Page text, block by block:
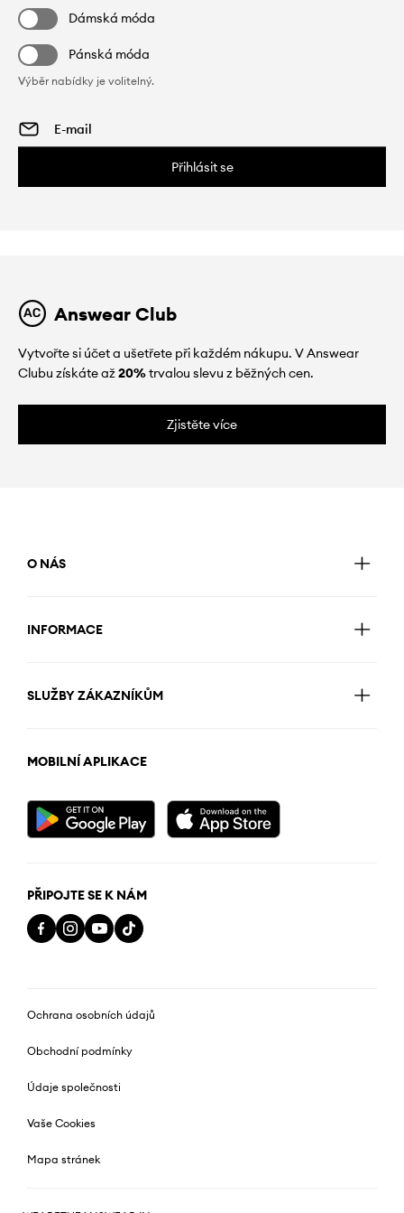
Dámská móda
Pánská móda
Výběr nabídky je volitelný.
Přihlásit se
Answear Club
Vytvořte si účet a ušetřete při každém nákupu. V Answear
Clubu získáte až20%trvalou slevu z běžných cen.
Zjistěte více
O NÁS
INFORMACE
SLUŽBY ZÁKAZNÍKŮM
MOBILNÍ APLIKACE
PŘIPOJTE SE K NÁM
Ochrana osobních údajů
Obchodní podmínky
Údaje společnosti
Vaše Cookies
Mapa stránek